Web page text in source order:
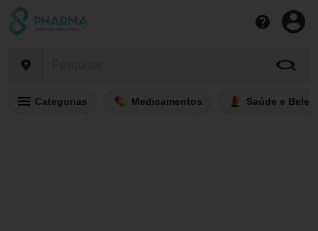
Categorias Medicamentos Saúde e